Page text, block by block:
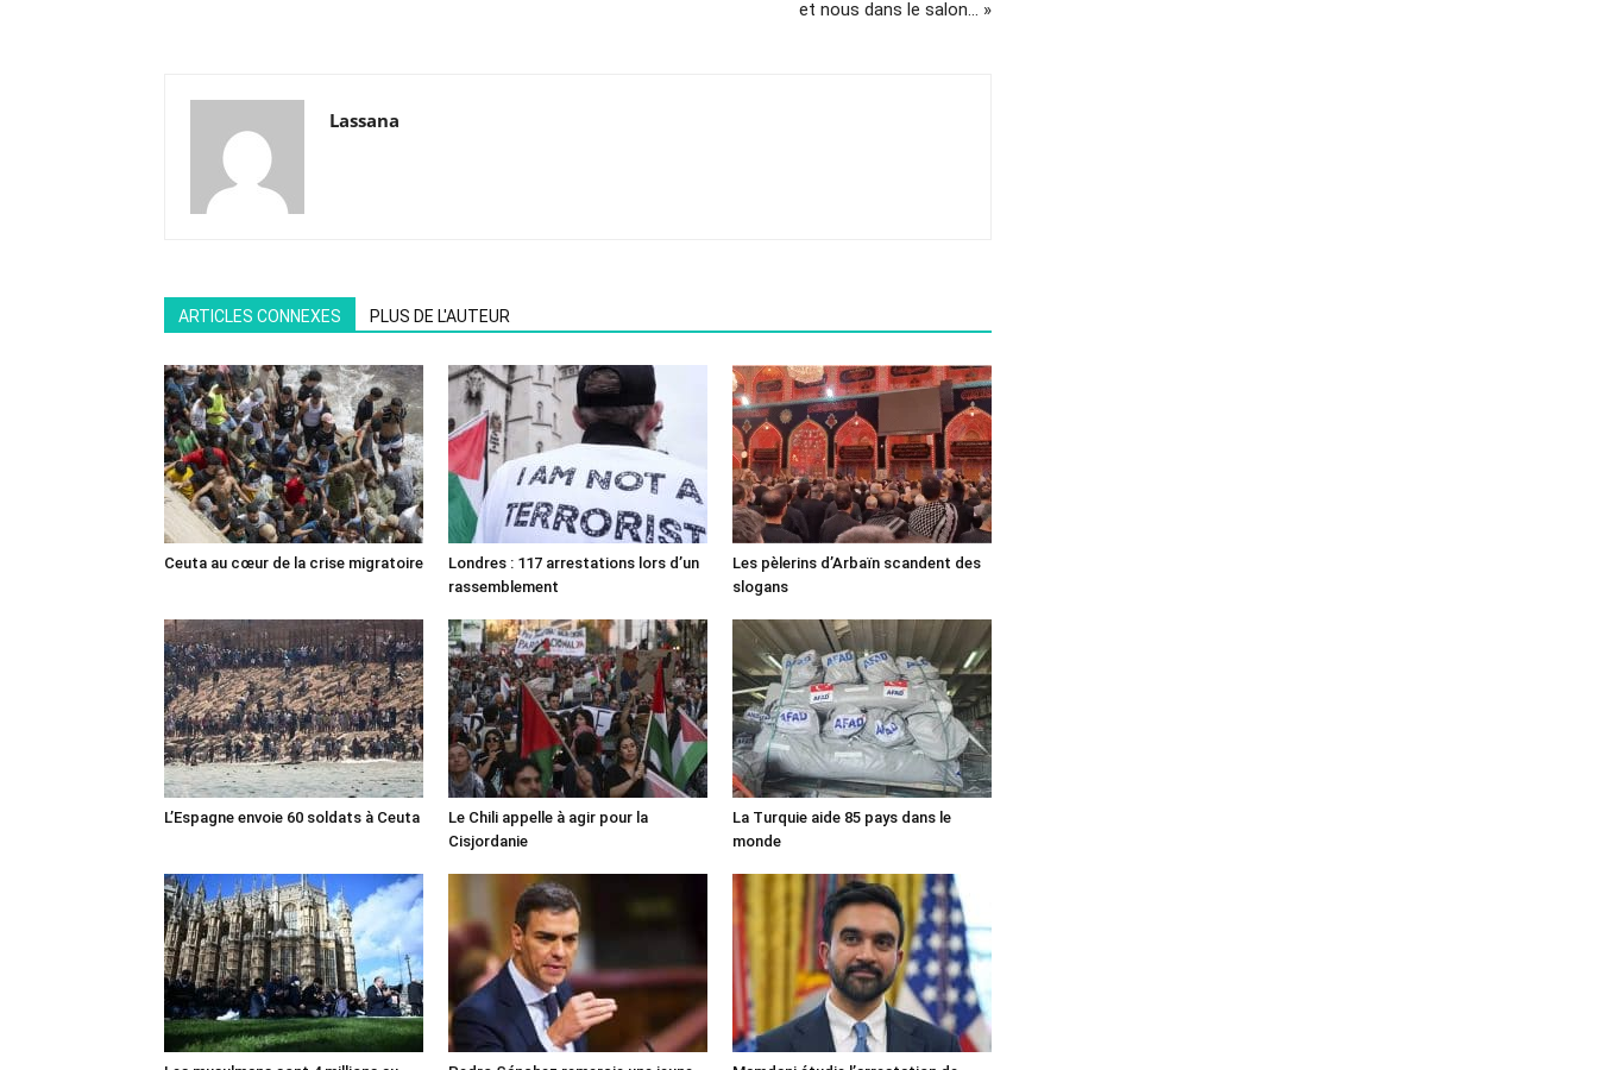
et nous dans le salon… »
Lassana
ARTICLES CONNEXES PLUS DE L'AUTEUR
Ceuta au cœur de la crise migratoire
Londres : 117 arrestations lors d’un
rassemblement
Les pèlerins d’Arbaïn scandent des
slogans
L’Espagne envoie 60 soldats à Ceuta
Le Chili appelle à agir pour la
Cisjordanie
La Turquie aide 85 pays dans le
monde